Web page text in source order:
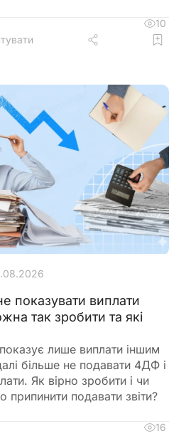
об’ємі
з поточного рахунку).
10
показувати виплати
так зробити та які
лише виплати іншим
більше не подавати 4ДФ і
Як вірно зробити і чи
припинити подавати звіти?
16